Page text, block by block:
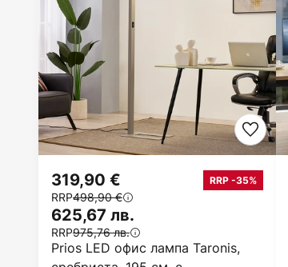
Prios LED офис лампа Taronis,
319,90 € RRP -35%
RRP498,90 €
625,67 лв.
RRP975,76 лв.